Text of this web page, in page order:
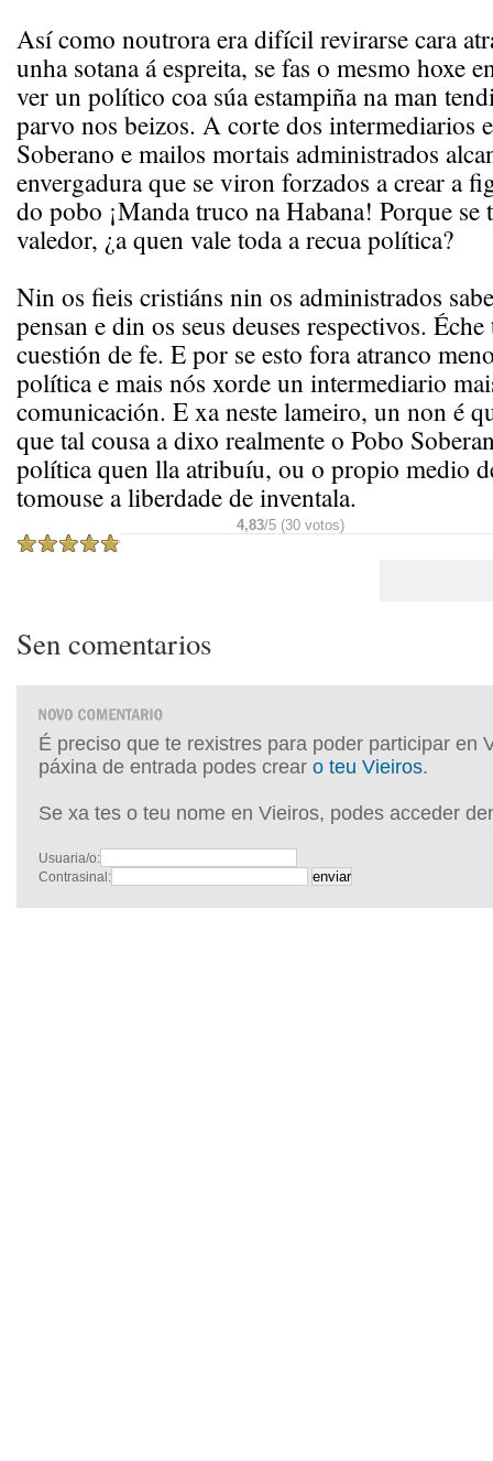
Así como noutrora era difícil revirarse cara
unha sotana á espreita, se fas o mesmo hoxe
ver un político coa súa estampiña na man
parvo nos beizos. A corte dos intermediarios
Soberano e mailos mortais administrados
envergadura que se viron forzados a crear a
do pobo ¡Manda truco na Habana! Porque se
valedor, ¿a quen vale toda a recua política?
Nin os fieis cristiáns nin os administrados
pensan e din os seus deuses respectivos.
cuestión de fe. E por se esto fora atranco
política e mais nós xorde un intermediario
comunicación. E xa neste lameiro, un non é
que tal cousa a dixo realmente o Pobo
política quen lla atribuíu, ou o propio medio
tomouse a liberdade de inventala.
4,83/5 (30 votos)
Sen comentarios
É preciso que te rexistres para poder participar en
páxina de entrada podes crear o teu Vieiros.
Se xa tes o teu nome en Vieiros, podes acceder
Usuaria/o:
Contrasinal: